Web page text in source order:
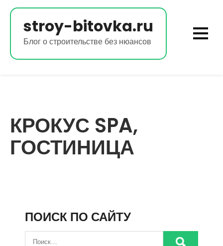
Перейти
содержимому
stroy-bitovka.ru
Блог о строительстве без нюансов
КРОКУС SPA,
ГОСТИНИЦА
ПОИСК ПО САЙТУ